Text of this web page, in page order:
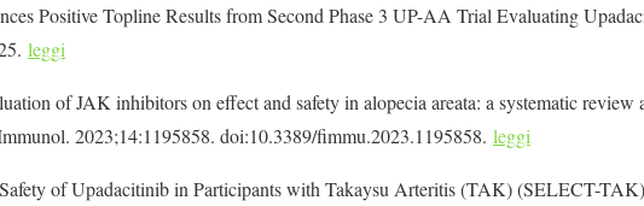
Positive Topline Results from Second Phase 3 UP-AA Trial Evaluating
leggi
of JAK inhibitors on effect and safety in alopecia areata: a systematic review
2023;14:1195858. doi:10.3389/fimmu.2023.1195858. leggi
of Upadacitinib in Participants with Takaysu Arteritis (TAK) (SELECT-